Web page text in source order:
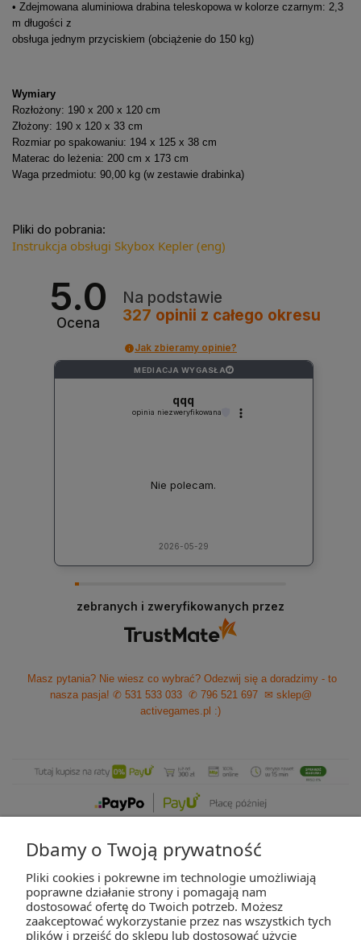
• Zdejmowana aluminiowa drabina teleskopowa w kolorze czarnym: 2,3
m długości z
obsługa jednym przyciskiem (obciążenie do 150 kg)
Wymiary
Rozłożony: 190 x 200 x 120 cm
Złożony: 190 x 120 x 33 cm
Rozmiar po spakowaniu: 194 x 125 x 38 cm
Materac do leżenia: 200 cm x 173 cm
Waga przedmiotu: 90,00 kg (w zestawie drabinka)
Pliki do pobrania:
Instrukcja obsługi Skybox Kepler (eng)
5.0
Ocena
Na podstawie
327 opinii z całego okresu
Jak zbieramy opinie?
MEDIACJA WYGASŁA ?
qqq
opinia niezweryfikowana
Nie polecam.
2026-05-29
zebranych i zweryfikowanych przez
Masz pytania? Nie wiesz co wybrać? Odezwij się a doradzimy - to
nasza pasja! ✆ 531 533 033 ✆ 796 521 697
✉ sklep@
activegames.pl :)
ZAKUPY
POMOC
Dbamy o Twoją prywatność
Pliki cookies i pokrewne im technologie umożliwiają
poprawne działanie strony i pomagają nam
dostosować ofertę do Twoich potrzeb. Możesz
zaakceptować wykorzystanie przez nas wszystkich tych
plików i przejść do sklepu lub dostosować użycie